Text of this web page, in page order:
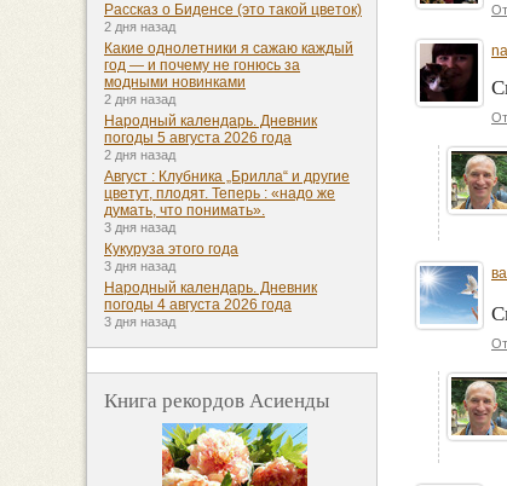
Рассказ о Биденсе (это такой цветок)
2 дня назад
Какие однолетники я сажаю каждый
год — и почему не гонюсь за
модными новинками
2 дня назад
Народный календарь. Дневник
погоды 5 августа 2026 года
2 дня назад
Август : Клубника „Брилла“ и другие
цветут, плодят. Теперь : «надо же
думать, что понимать».
3 дня назад
Кукуруза этого года
3 дня назад
Народный календарь. Дневник
погоды 4 августа 2026 года
3 дня назад
Книга рекордов Асиенды